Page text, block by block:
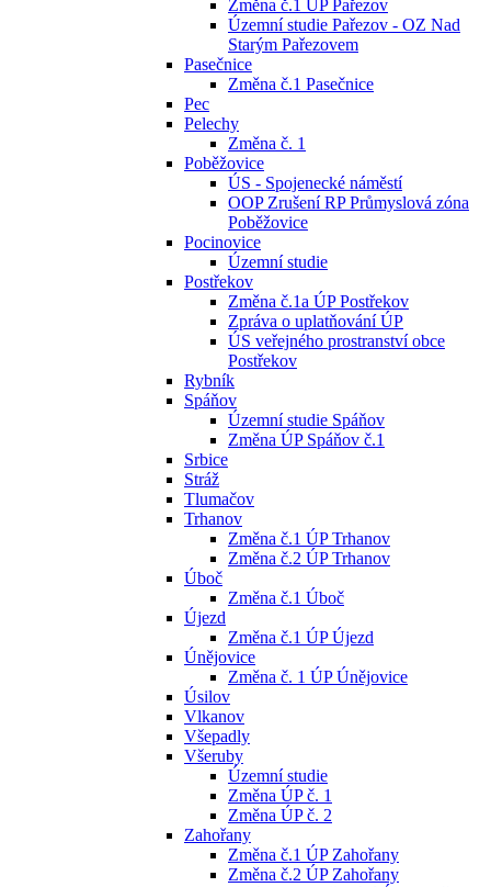
Změna č.1 ÚP Pařezov
Územní studie Pařezov - OZ Nad
Starým Pařezovem
Pasečnice
Změna č.1 Pasečnice
Pec
Pelechy
Změna č. 1
Poběžovice
ÚS - Spojenecké náměstí
OOP Zrušení RP Průmyslová zóna
Poběžovice
Pocinovice
Územní studie
Postřekov
Změna č.1a ÚP Postřekov
Zpráva o uplatňování ÚP
ÚS veřejného prostranství obce
Postřekov
Rybník
Spáňov
Územní studie Spáňov
Změna ÚP Spáňov č.1
Srbice
Stráž
Tlumačov
Trhanov
Změna č.1 ÚP Trhanov
Změna č.2 ÚP Trhanov
Úboč
Změna č.1 Úboč
Újezd
Změna č.1 ÚP Újezd
Únějovice
Změna č. 1 ÚP Únějovice
Úsilov
Vlkanov
Všepadly
Všeruby
Územní studie
Změna ÚP č. 1
Změna ÚP č. 2
Zahořany
Změna č.1 ÚP Zahořany
Změna č.2 ÚP Zahořany